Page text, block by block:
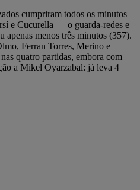
cumpriram todos os minutos
e Cucurella — o guarda-redes e
apenas menos três minutos (357).
Ferran Torres, Merino e
quatro partidas, embora com
a Mikel Oyarzabal: já leva 4